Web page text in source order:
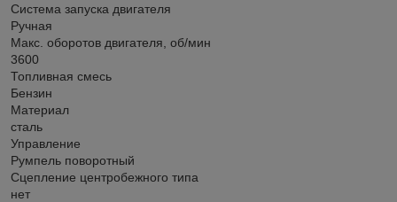
Система запуска двигателя
Ручная
Макс. оборотов двигателя, об/мин
3600
Топливная смесь
Бензин
Материал
сталь
Управление
Румпель поворотный
Сцепление центробежного типа
нет